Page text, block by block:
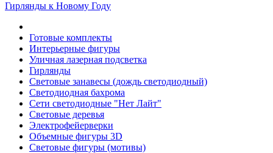
Гирлянды к Новому Году
Готовые комплекты
Интерьерные фигуры
Уличная лазерная подсветка
Гирлянды
Световые занавесы (дождь светодиодный)
Светодиодная бахрома
Сети светодиодные "Нет Лайт"
Световые деревья
Электрофейерверки
Объемные фигуры 3D
Световые фигуры (мотивы)